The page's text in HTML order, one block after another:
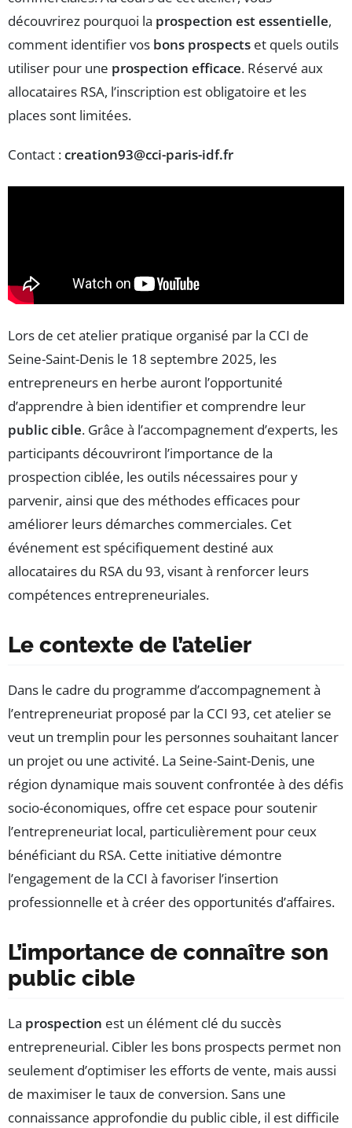
découvrirez pourquoi la prospection est essentielle,
comment identifier vos bons prospects et quels outils
utiliser pour une prospection efficace. Réservé aux
allocataires RSA, l’inscription est obligatoire et les
places sont limitées.
Contact :creation93@cci-paris-idf.fr
Lors de cet atelier pratique organisé par la CCI de
Seine-Saint-Denis le 18 septembre 2025, les
entrepreneurs en herbe auront l’opportunité
d’apprendre à bien identifier et comprendre leur
public cible. Grâce à l’accompagnement d’experts, les
participants découvriront l’importance de la
prospection ciblée, les outils nécessaires pour y
parvenir, ainsi que des méthodes efficaces pour
améliorer leurs démarches commerciales. Cet
événement est spécifiquement destiné aux
allocataires du RSA du 93, visant à renforcer leurs
compétences entrepreneuriales.
Le contexte de l’atelier
Dans le cadre du programme d’accompagnement à
l’entrepreneuriat proposé par la CCI 93, cet atelier se
veut un tremplin pour les personnes souhaitant lancer
un projet ou une activité. La Seine-Saint-Denis, une
région dynamique mais souvent confrontée à des défis
socio-économiques, offre cet espace pour soutenir
l’entrepreneuriat local, particulièrement pour ceux
bénéficiant du RSA. Cette initiative démontre
l’engagement de la CCI à favoriser l’insertion
professionnelle et à créer des opportunités d’affaires.
L’importance de connaître son
public cible
La prospection est un élément clé du succès
entrepreneurial. Cibler les bons prospects permet non
seulement d’optimiser les efforts de vente, mais aussi
de maximiser le taux de conversion. Sans une
connaissance approfondie du public cible, il est difficile